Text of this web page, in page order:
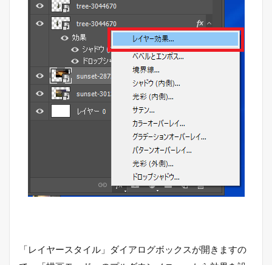
「レイヤースタイル」ダイアログボックスが開きますの